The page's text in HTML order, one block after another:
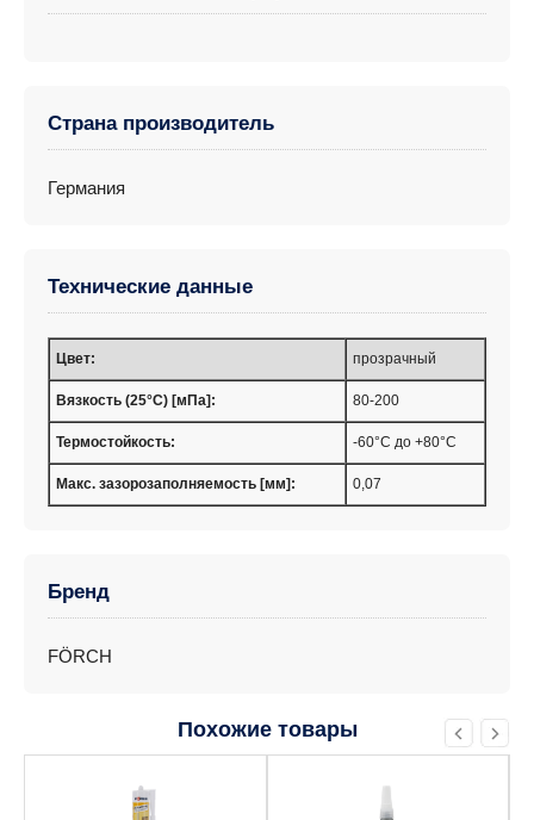
Страна производитель
Германия
Технические данные
Цвет: прозрачный
Вязкость (25°C) [мПа]: 80-200
Термостойкость: -60°С до +80°С
Макс. зазорозаполняемость [мм]: 0,07
Бренд
FÖRCH
Похожие товары